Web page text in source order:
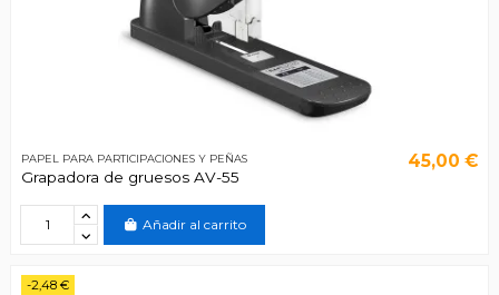
PAPEL PARA PARTICIPACIONES Y PEÑAS
Grapadora de gruesos AV-55
45,00 €
Añadir al carrito
-2,48 €